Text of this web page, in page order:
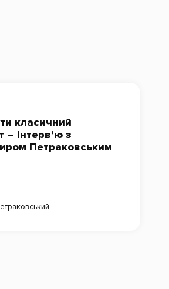
класичний
– Інтерв’ю з
Петраковським